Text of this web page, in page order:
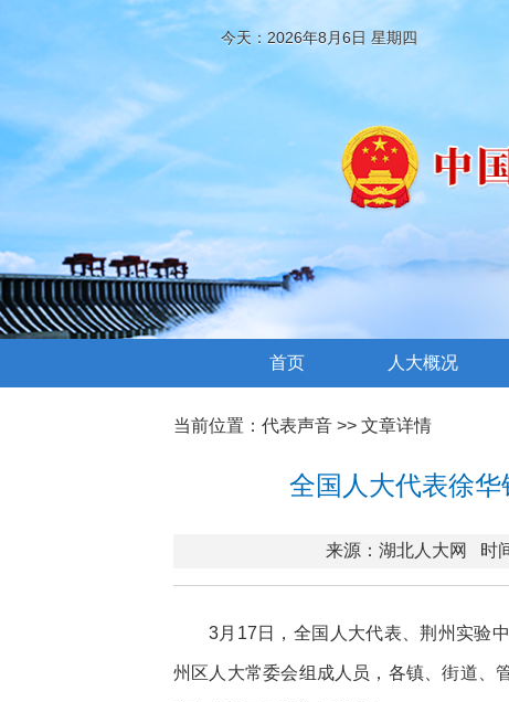
今天：2026年8月6日 星期四
首页 人大概况
当前位置： 代表声音 >> 文章详情
全国人大代表徐华
来源：湖北人大网 时
3月17日，全国人大代表、荆州实验
州区人大常委会组成人员，各镇、街道、